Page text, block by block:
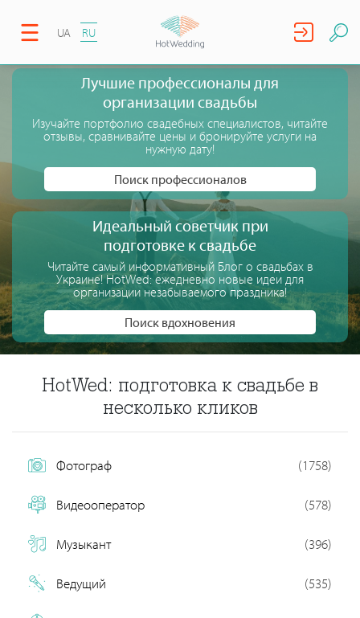
UA RU
Лучшие профессионалы для
организации свадьбы
Изучайте портфолио свадебных специалистов, читайте
отзывы, сравнивайте цены и бронируйте услуги на
нужную дату!
Поиск профессионалов
Идеальный советчик при
подготовке к свадьбе
Читайте самый информативный Блог о свадьбах в
Украине! HotWed: ежедневно новые идеи для
организации незабываемого праздника!
Поиск вдохновения
HotWed: подготовка к свадьбе в
несколько кликов
Фотограф (1758)
Видеооператор (578)
Музыкант (396)
Ведущий (535)